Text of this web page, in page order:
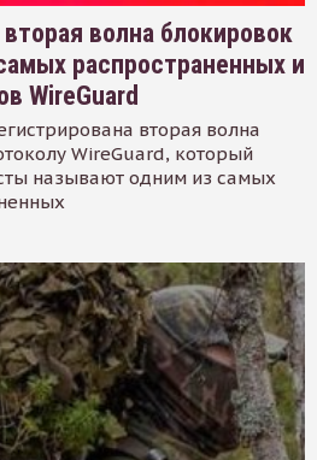
волна блокировок
распространенных и
WireGuard
вторая волна
WireGuard, который
называют одним из самых